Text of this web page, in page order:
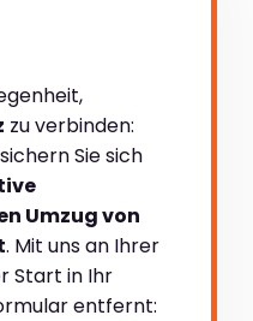
zu verbinden:
Sie sich
Umzug von
. Mit uns an Ihrer
Start in Ihr
entfernt: